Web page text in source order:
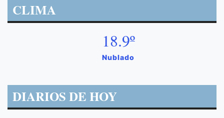
CLIMA
18.9º
Nublado
DIARIOS DE HOY